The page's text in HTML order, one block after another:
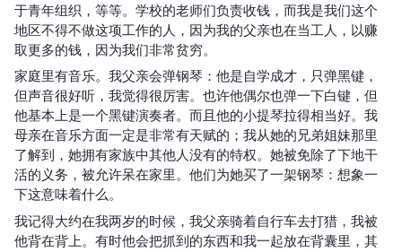
于青年组织，等等。学校的老师们负责收钱，而我是我们这个
地区不得不做这项工作的人，因为我的父亲也在当工人，以赚
取更多的钱，因为我们非常贫穷。
家庭里有音乐。我父亲会弹钢琴：他是自学成才，只弹黑键，
但声音很好听，我觉得很厉害。也许他偶尔也弹一下白键，但
他基本上是一个黑键演奏者。而且他的小提琴拉得相当好。我
母亲在音乐方面一定是非常有天赋的；我从她的兄弟姐妹那里
了解到，她拥有家族中其他人没有的特权。她被免除了下地干
活的义务，被允许呆在家里。他们为她买了一架钢琴：想象一
下这意味着什么。
我记得大约在我两岁的时候，我父亲骑着自行车去打猎，我被
他背在背上。有时他会把抓到的东西和我一起放在背囊里，其